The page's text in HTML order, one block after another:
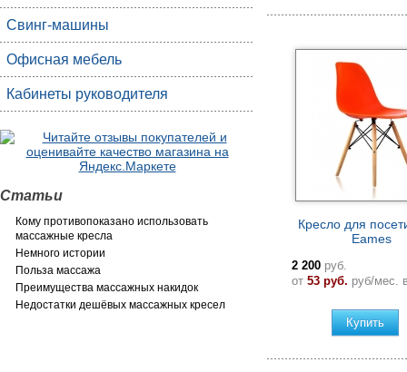
Свинг-машины
Офисная мебель
Кабинеты руководителя
Статьи
Кому противопоказано использовать
массажные кресла
Немного истории
Польза массажа
Преимущества массажных накидок
Недостатки дешёвых массажных кресел
Кресло для
Eames
2 200 руб.
от 53 руб. руб/мес.
Купить